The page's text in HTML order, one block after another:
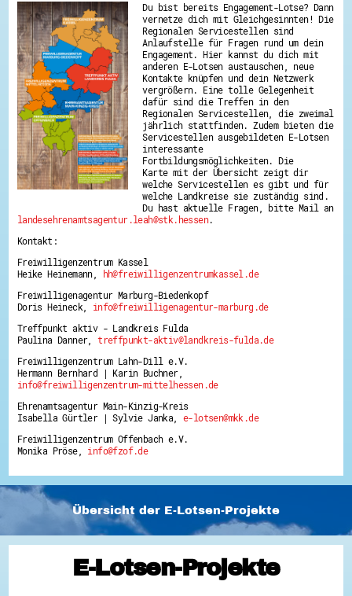
Du bist bereits Engagement-Lotse? Dann
vernetze dich mit Gleichgesinnten! Die
Regionalen Servicestellen sind
Anlaufstelle für Fragen rund um dein
Engagement. Hier kannst du dich mit
anderen E-Lotsen austauschen, neue
Kontakte knüpfen und dein Netzwerk
vergrößern. Eine tolle Gelegenheit
dafür sind die Treffen in den
Regionalen Servicestellen, die zweimal
jährlich stattfinden. Zudem bieten die
Servicestellen ausgebildeten E-Lotsen
interessante
Fortbildungsmöglichkeiten. Die
Karte mit der Übersicht zeigt dir
welche Servicestellen es gibt und für
welche Landkreise sie zuständig sind.
Du hast aktuelle Fragen, bitte Mail an
landesehrenamtsagentur.leah@stk.hessen.
Kontakt:
Freiwilligenzentrum Kassel
Heike Heinemann,
hh@freiwilligenzentrumkassel.de
Freiwilligenagentur Marburg-Biedenkopf
Doris Heineck, info@freiwilligenagentur-marburg.de
Treffpunkt aktiv - Landkreis Fulda
Paulina Danner,treffpunkt-aktiv@landkreis-fulda.de
Freiwilligenzentrum Lahn-Dill e.V.
Hermann Bernhard | Karin Buchner,
info@freiwilligenzentrum-mittelhessen.de
Ehrenamtsagentur Main-Kinzig-Kreis
Isabella Gürtler | Sylvie Janka,e-lotsen@mkk.de
Freiwilligenzentrum Offenbach e.V.
Monika Pröse, info@fzof.de
Übersicht der E-Lotsen-Projekte
E-Lotsen-Projekte